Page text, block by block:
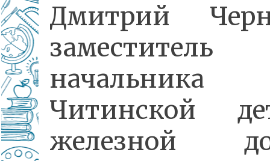
Дмитрий
заместитель
начальника
Читинской
железной